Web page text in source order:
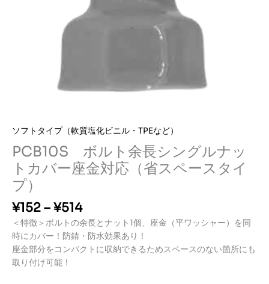
ソフトタイプ（軟質塩化ビニル・TPEなど）
PCB10S ボルト余長シングルナッ
トカバー座金対応（省スペースタイ
プ）
¥152–¥514価
格
帯:
¥1
＜特徴＞ボルトの余長とナット1個、座金（平ワッシャー）を同
時にカバー！防錆・防水効果あり！
座金部分をコンパクトに収納できるためスペースのない箇所にも
取り付け可能！